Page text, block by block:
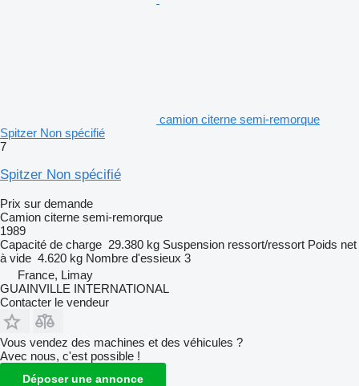
camion citerne semi-remorque
Spitzer Non spécifié
7
Spitzer Non spécifié
Prix sur demande
Camion citerne semi-remorque
1989
Capacité de charge 29.380 kg Suspension ressort/ressort Poids net
à vide 4.620 kg Nombre d'essieux 3
France, Limay
GUAINVILLE INTERNATIONAL
Contacter le vendeur
Vous vendez des machines et des véhicules ?
Avec nous, c'est possible !
Déposer une annonce